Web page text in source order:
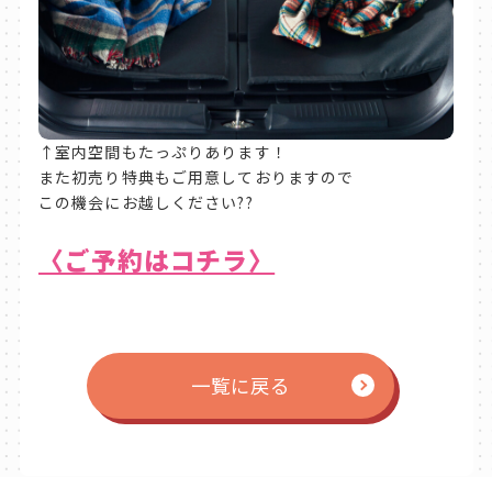
↑室内空間もたっぷりあります！
また初売り特典もご用意しておりますので
この機会にお越しください??
〈ご予約はコチラ〉
一覧に戻る